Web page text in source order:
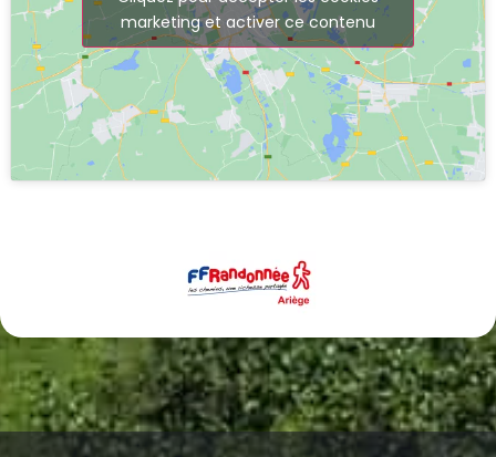
marketing et activer ce contenu